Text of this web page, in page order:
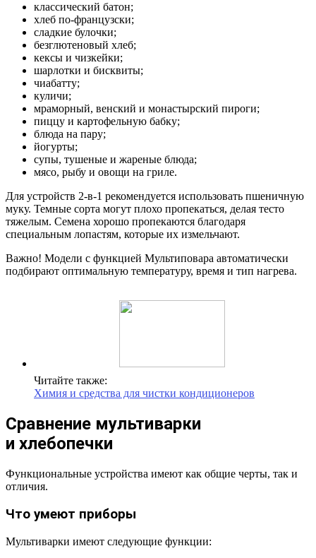
классический батон;
хлеб по-французски;
сладкие булочки;
безглютеновый хлеб;
кексы и чизкейки;
шарлотки и бисквиты;
чиабатту;
куличи;
мраморный, венский и монастырский пироги;
пиццу и картофельную бабку;
блюда на пару;
йогурты;
супы, тушеные и жареные блюда;
мясо, рыбу и овощи на гриле.
Для устройств 2-в-1 рекомендуется использовать пшеничную
муку. Темные сорта могут плохо пропекаться, делая тесто
тяжелым. Семена хорошо пропекаются благодаря
специальным лопастям, которые их измельчают.
Важно! Модели с функцией Мультиповара автоматически
подбирают оптимальную температуру, время и тип нагрева.
Читайте также:
Химия и средства для чистки кондиционеров
Сравнение мультиварки
и хлебопечки
Функциональные устройства имеют как общие черты, так и
отличия.
Что умеют приборы
Мультиварки имеют следующие функции: